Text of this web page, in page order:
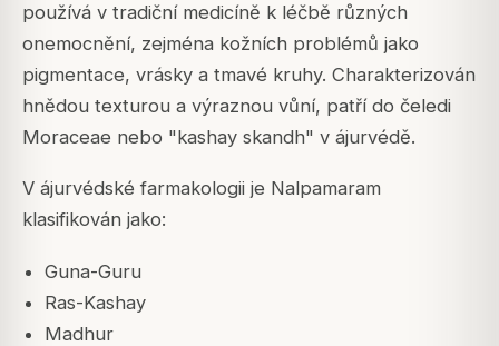
používá v tradiční medicíně k léčbě různých
onemocnění, zejména kožních problémů jako
pigmentace, vrásky a tmavé kruhy. Charakterizován
hnědou texturou a výraznou vůní, patří do čeledi
Moraceae nebo "kashay skandh" v ájurvédě.
V ájurvédské farmakologii je Nalpamaram
klasifikován jako:
Guna-Guru
Ras-Kashay
Madhur